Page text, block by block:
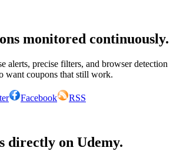
monitored continuously.
alerts, precise filters, and browser detection
want coupons that still work.
Facebook
RSS
directly on Udemy.